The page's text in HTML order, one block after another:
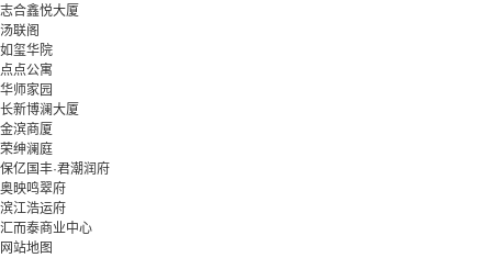
志合鑫悦大厦
汤联阁
如玺华院
点点公寓
华师家园
长新博澜大厦
金滨商厦
荣绅澜庭
保亿国丰·君潮润府
奥映鸣翠府
滨江浩运府
汇而泰商业中心
网站地图